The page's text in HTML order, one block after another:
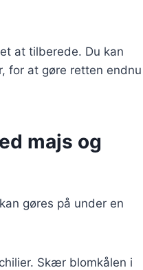
at tilberede. Du kan
for at gøre retten endnu
majs og
gøres på under en
Skær blomkålen i